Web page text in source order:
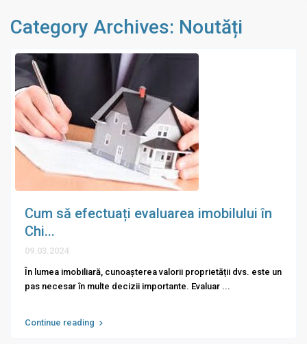
Category Archives: Noutăți
Cum să efectuați evaluarea imobilului în
Chi...
09.03.2024
În lumea imobiliară, cunoașterea valorii proprietății dvs. este un
pas necesar în multe decizii importante. Evaluar ...
Continue reading